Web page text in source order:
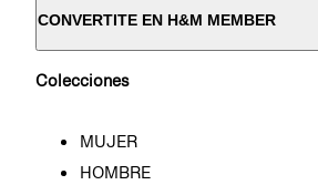
CONVERTITE EN H&M MEMBER
Colecciones
MUJER
HOMBRE